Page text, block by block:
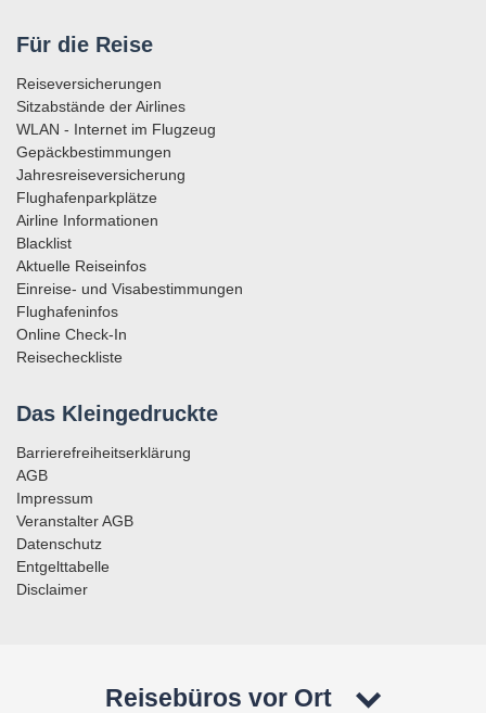
Für die Reise
Reiseversicherungen
Sitzabstände der Airlines
WLAN - Internet im Flugzeug
Gepäckbestimmungen
Jahresreiseversicherung
Flughafenparkplätze
Airline Informationen
Blacklist
Aktuelle Reiseinfos
Einreise- und Visabestimmungen
Flughafeninfos
Online Check-In
Reisecheckliste
Das Kleingedruckte
Barrierefreiheitserklärung
AGB
Impressum
Veranstalter AGB
Datenschutz
Entgelttabelle
Disclaimer
Reisebüros vor Ort